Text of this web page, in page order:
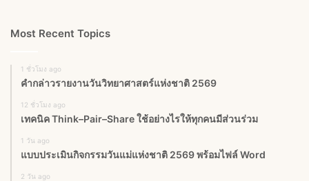
Most Recent Topics
1 ชั่วโมง ago
คำกล่าวรายงานวันวิทยาศาสตร์แห่งชาติ 2569
12 ชั่วโมง ago
เทคนิค Think–Pair–Share ใช้อย่างไรให้ทุกคนมีส่วนร่วม
1 วัน ago
แบบประเมินกิจกรรมวันแม่แห่งชาติ 2569 พร้อมไฟล์ Word
2 วัน ago